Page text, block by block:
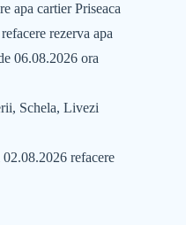
apa cartier Priseaca
rezerva apa
06.08.2026 ora
Schela, Livezi
refacere